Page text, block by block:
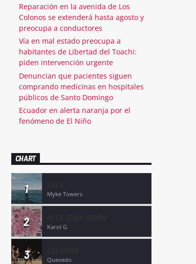
Reparación en la avenida de Los
Colonos se extenderá hasta agosto y
preocupa a conductores
Vía en mal estado preocupa a
habitantes de Libertad del Toachi:
piden intervención urgente
Denuncian que pacientes siguen
comprando medicinas en hospitales
públicos de Santo Domingo
Ecuador en alerta naranja por el
fenómeno de El Niño
CHART
1 Myke Towers
2 Karol G
3 Quevedo